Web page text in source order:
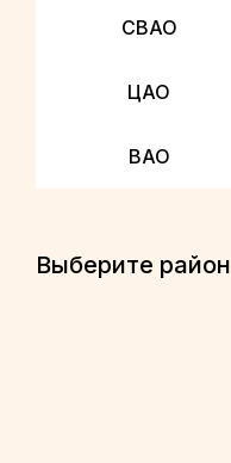
СВАО
ЦАО
ВАО
Выберите район